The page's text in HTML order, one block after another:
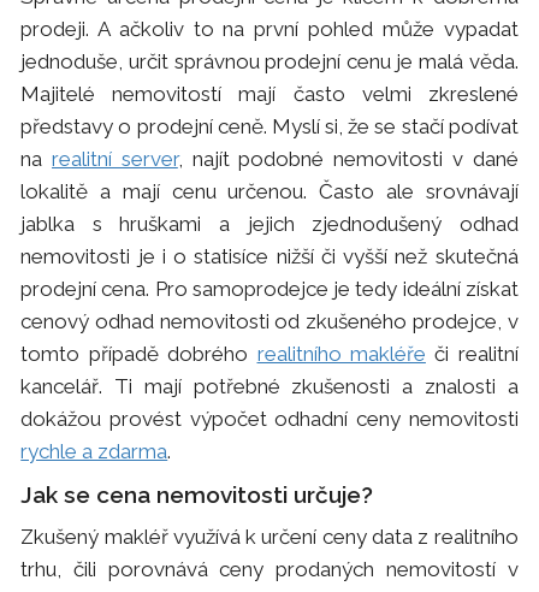
prodeji. A ačkoliv to na první pohled může vypadat
jednoduše, určit správnou prodejní cenu je malá věda.
Majitelé nemovitostí mají často velmi zkreslené
představy o prodejní ceně. Myslí si, že se stačí podívat
narealitní server, najít podobné nemovitosti v dané
lokalitě a mají cenu určenou. Často ale srovnávají
jablka s hruškami a jejich zjednodušený odhad
nemovitosti je i o statisíce nižší či vyšší než skutečná
prodejní cena. Pro samoprodejce je tedy ideální získat
cenový odhad nemovitosti od zkušeného prodejce, v
tomto případě dobrého realitního makléře či realitní
kancelář. Ti mají potřebné zkušenosti a znalosti a
dokážou provést výpočet odhadní ceny nemovitosti
rychle a zdarma.
Jak se cena nemovitosti určuje?
Zkušený makléř využívá k určení ceny data z realitního
trhu, čili porovnává ceny prodaných nemovitostí v